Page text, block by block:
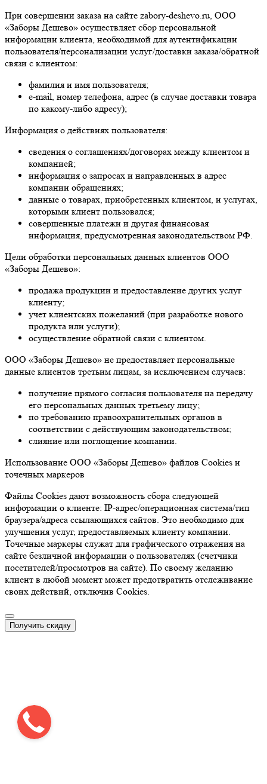
При совершении заказа на сайте zabory-deshevo.ru, ООО
«Заборы Дешево» осуществляет сбор персональной
информации клиента, необходимой для аутентификации
пользователя/персонализации услуг/доставки заказа/обратной
связи с клиентом:
фамилия и имя пользователя;
e-mail, номер телефона, адрес (в случае доставки товара
по какому-либо адресу);
Информация о действиях пользователя:
сведения о соглашениях/договорах между клиентом и
компанией;
информация о запросах и направленных в адрес
компании обращениях;
данные о товарах, приобретенных клиентом, и услугах,
которыми клиент пользовался;
совершенные платежи и другая финансовая
информация, предусмотренная законодательством РФ.
Цели обработки персональных данных клиентов ООО
«Заборы Дешево»:
продажа продукции и предоставление других услуг
клиенту;
учет клиентских пожеланий (при разработке нового
продукта или услуги);
осуществление обратной связи с клиентом.
ООО «Заборы Дешево» не предоставляет персональные
данные клиентов третьим лицам, за исключением случаев:
получение прямого согласия пользователя на передачу
его персональных данных третьему лицу;
по требованию правоохранительных органов в
соответствии с действующим законодательством;
слияние или поглощение компании.
Использование ООО «Заборы Дешево» файлов Cookies и
точечных маркеров
Файлы Cookies дают возможность сбора следующей
информации о клиенте: IP-адрес/операционная система/тип
браузера/адреса ссылающихся сайтов. Это необходимо для
улучшения услуг, предоставляемых клиенту компании.
Точечные маркеры служат для графического отражения на
сайте безличной информации о пользователях (счетчики
посетителей/просмотров на сайте). По своему желанию
клиент в любой момент может предотвратить отслеживание
своих действий, отключив Cookies.
Получить скидку